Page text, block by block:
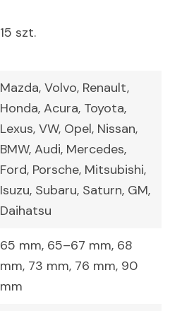
15 szt.
Mazda, Volvo, Renault,
Honda, Acura, Toyota,
Lexus, VW, Opel, Nissan,
BMW, Audi, Mercedes,
Ford, Porsche, Mitsubishi,
Isuzu, Subaru, Saturn, GM,
Daihatsu
65 mm, 65–67 mm, 68
mm, 73 mm, 76 mm, 90
mm